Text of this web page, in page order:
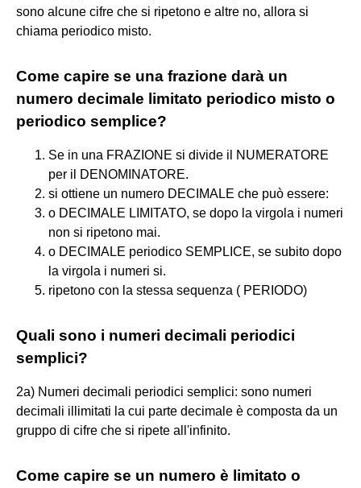
sono alcune cifre che si ripetono e altre no, allora si
chiama periodico misto.
Come capire se una frazione darà un
numero decimale limitato periodico misto o
periodico semplice?
Se in una FRAZIONE si divide il NUMERATORE
per il DENOMINATORE.
si ottiene un numero DECIMALE che può essere:
o DECIMALE LIMITATO, se dopo la virgola i numeri
non si ripetono mai.
o DECIMALE periodico SEMPLICE, se subito dopo
la virgola i numeri si.
ripetono con la stessa sequenza ( PERIODO)
Quali sono i numeri decimali periodici
semplici?
2a) Numeri decimali periodici semplici: sono numeri
decimali illimitati la cui parte decimale è composta da un
gruppo di cifre che si ripete all'infinito.
Come capire se un numero è limitato o